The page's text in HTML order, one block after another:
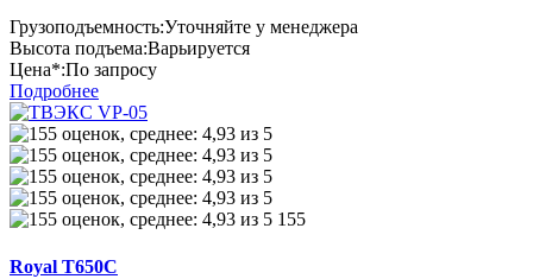
Грузоподъемность:Уточняйте у менеджера
Высота подъема:Варьируется
Цена*:По запросу
Подробнее
155
Royal T650C